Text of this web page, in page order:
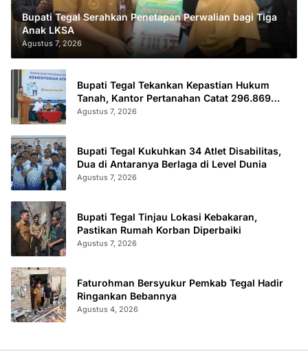
Bupati Tegal Serahkan Penetapan Perwalian bagi Tiga
Anak LKSA
Agustus 7, 2026
Bupati Tegal Tekankan Kepastian Hukum
Tanah, Kantor Pertanahan Catat 296.869
Sertifikat Terbit
Agustus 7, 2026
Bupati Tegal Kukuhkan 34 Atlet Disabilitas,
Dua di Antaranya Berlaga di Level Dunia
Agustus 7, 2026
Bupati Tegal Tinjau Lokasi Kebakaran,
Pastikan Rumah Korban Diperbaiki
Agustus 7, 2026
Faturohman Bersyukur Pemkab Tegal Hadir
Ringankan Bebannya
Agustus 4, 2026